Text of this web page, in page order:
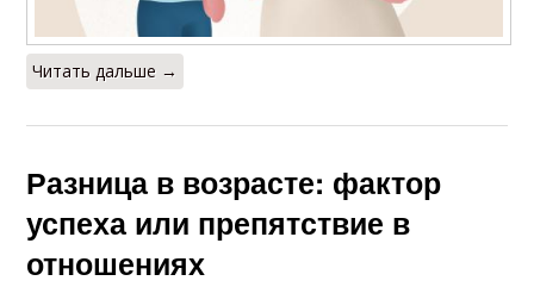
Читать дальше →
Разница в возрасте: фактор
успеха или препятствие в
отношениях